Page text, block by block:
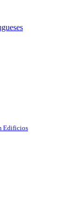
Edificios